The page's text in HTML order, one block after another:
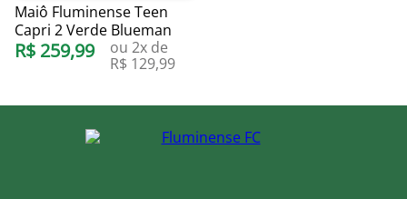
Maiô Fluminense Teen
Capri 2 Verde Blueman
R$ 259,99 ou 2x de
R$ 129,99